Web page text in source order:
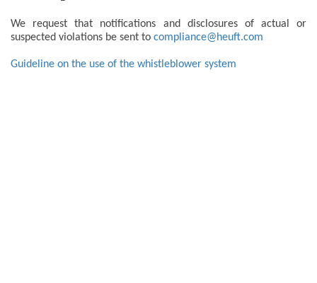
We request that notifications and disclosures of actual or
suspected violations be sent to compliance@heuft.com
Guideline on the use of the whistleblower system